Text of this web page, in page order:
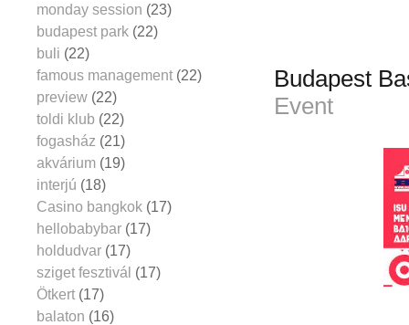
Budapest
Event
monday session (23)
budapest park (22)
buli (22)
famous management (22)
preview (22)
toldi klub (22)
fogasház (21)
akvárium (19)
interjú (18)
Casino bangkok (17)
hellobabybar (17)
holdudvar (17)
sziget fesztivál (17)
Ötkert (17)
balaton (16)